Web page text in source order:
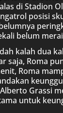
di Stadion
posisi
belum
kalah dua
saja, Roma
Roma
Grassi
untuk